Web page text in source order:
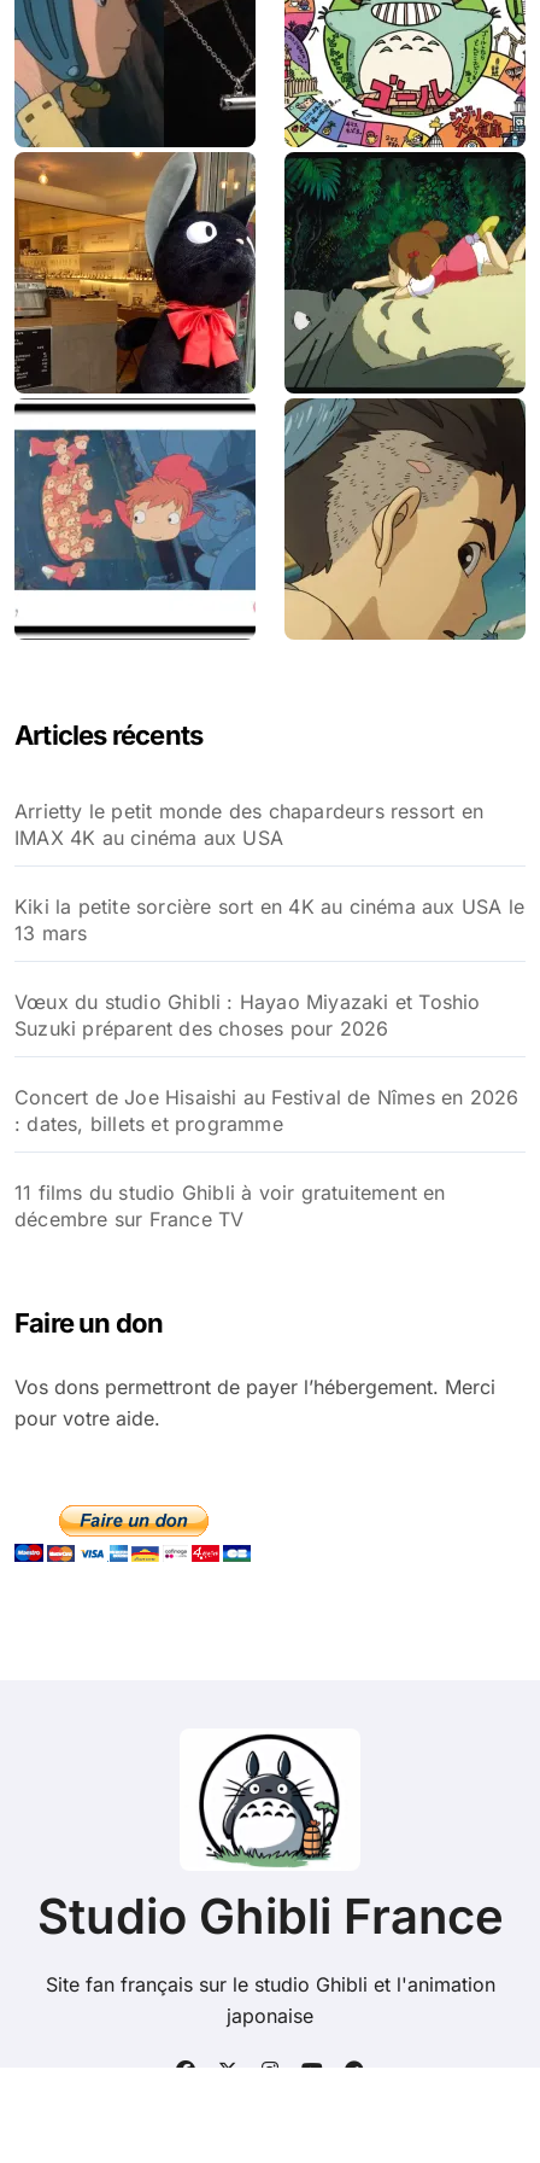
Articles récents
Arrietty le petit monde des chapardeurs ressort en
IMAX 4K au cinéma aux USA
Kiki la petite sorcière sort en 4K au cinéma aux USA le
13 mars
Vœux du studio Ghibli : Hayao Miyazaki et Toshio
Suzuki préparent des choses pour 2026
Concert de Joe Hisaishi au Festival de Nîmes en 2026
: dates, billets et programme
11 films du studio Ghibli à voir gratuitement en
décembre sur France TV
Faire un don
Vos dons permettront de payer l’hébergement. Merci
pour votre aide.
Studio Ghibli France
Site fan français sur le studio Ghibli et l'animation
japonaise